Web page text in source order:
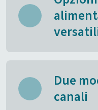
Due
canali